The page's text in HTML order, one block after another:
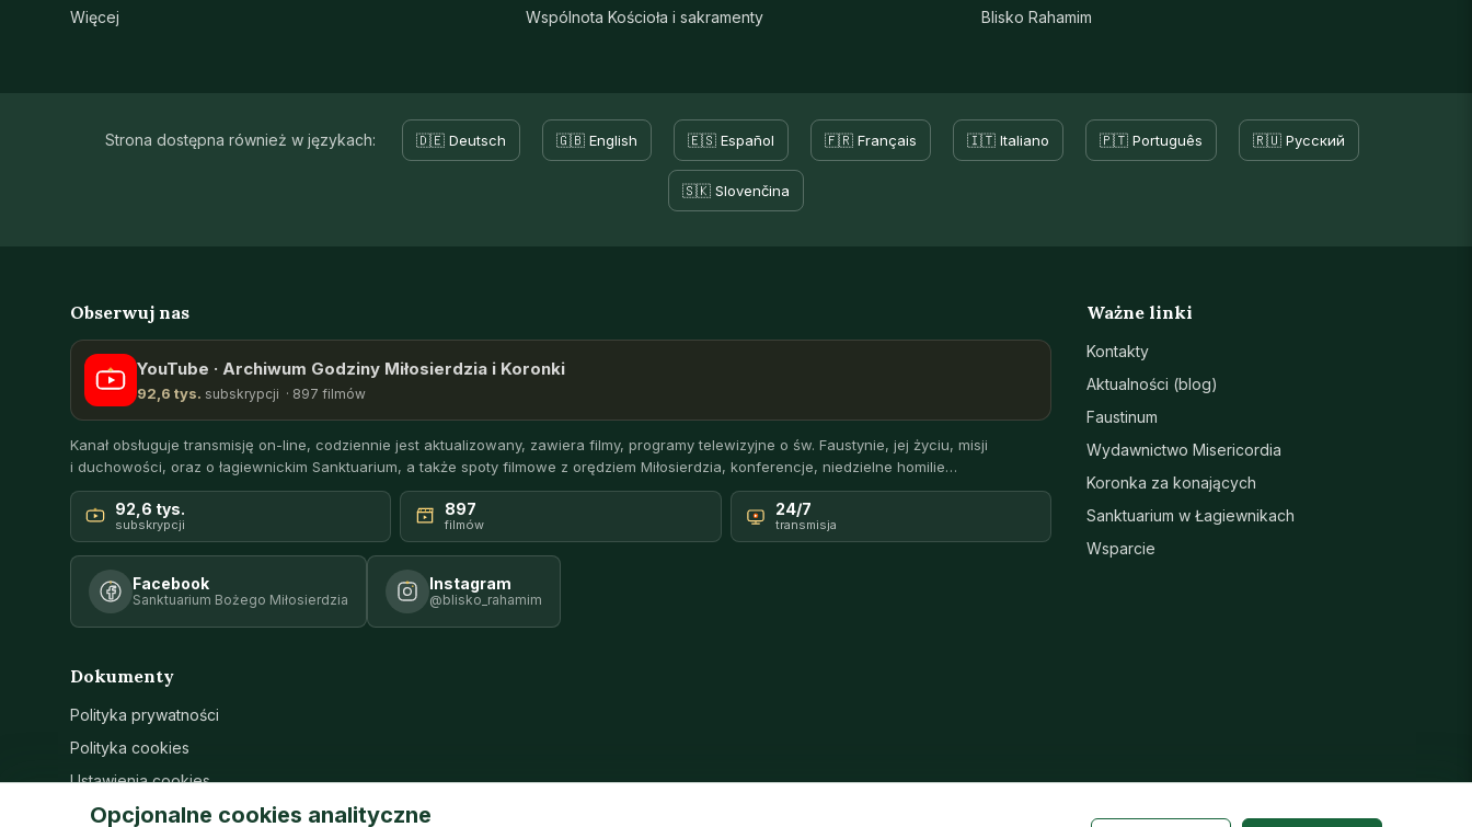
Więcej
Wspólnota Kościoła i sakramenty
Blisko Rahamim
Strona dostępna również w językach: 🇩🇪 Deutsch 🇬🇧 English 🇪🇸 Español 🇫🇷 Français 🇮🇹 Italiano 🇵🇹 Português 🇷🇺 Русский
🇸🇰 Slovenčina
Obserwuj nas
YouTube · Archiwum Godziny Miłosierdzia i Koronki
92,6 tys. subskrypcji · 897 filmów
Kanał obsługuje transmisję on-line, codziennie jest aktualizowany, zawiera filmy, programy telewizyjne o św. Faustynie, jej życiu, misji
i duchowości, oraz o łagiewnickim Sanktuarium, a także spoty filmowe z orędziem Miłosierdzia, konferencje, niedzielne homilie…
92,6 tys.
subskrypcji
897
filmów
24/7
transmisja
Facebook
Sanktuarium Bożego Miłosierdzia
Instagram
@blisko_rahamim
Ważne linki
Kontakty
Aktualności (blog)
Faustinum
Wydawnictwo Misericordia
Koronka za konających
Sanktuarium w Łagiewnikach
Wsparcie
Dokumenty
Polityka prywatności
Polityka cookies
Ustawienia cookies
Opcjonalne cookies analityczne